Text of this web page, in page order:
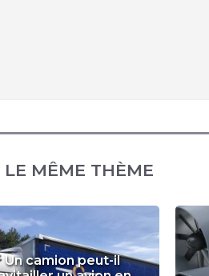
LE MÊME THÈME
Un camion peut-il